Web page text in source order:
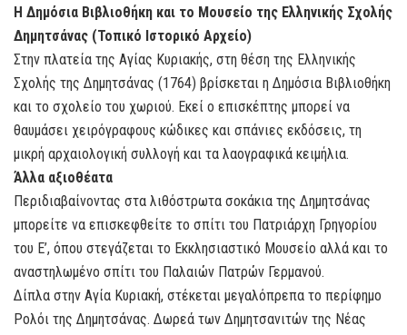
Η Δημόσια Βιβλιοθήκη και το Μουσείο της Ελληνικής Σχολής
Δημητσάνας (Τοπικό Ιστορικό Αρχείο)
Στην πλατεία της Αγίας Κυριακής, στη θέση της Ελληνικής
Σχολής της Δημητσάνας (1764) βρίσκεται η Δημόσια Βιβλιοθήκη
και το σχολείο του χωριού. Εκεί ο επισκέπτης μπορεί να
θαυμάσει χειρόγραφους κώδικες και σπάνιες εκδόσεις, τη
μικρή αρχαιολογική συλλογή και τα λαογραφικά κειμήλια.
Άλλα αξιοθέατα
Περιδιαβαίνοντας στα λιθόστρωτα σοκάκια της Δημητσάνας
μπορείτε να επισκεφθείτε το σπίτι του Πατριάρχη Γρηγορίου
του Ε’, όπου στεγάζεται το Εκκλησιαστικό Μουσείο αλλά και το
αναστηλωμένο σπίτι του Παλαιών Πατρών Γερμανού.
Δίπλα στην Αγία Κυριακή, στέκεται μεγαλόπρεπα το περίφημο
Ρολόι της Δημητσάνας. Δωρεά των Δημητσανιτών της Νέας